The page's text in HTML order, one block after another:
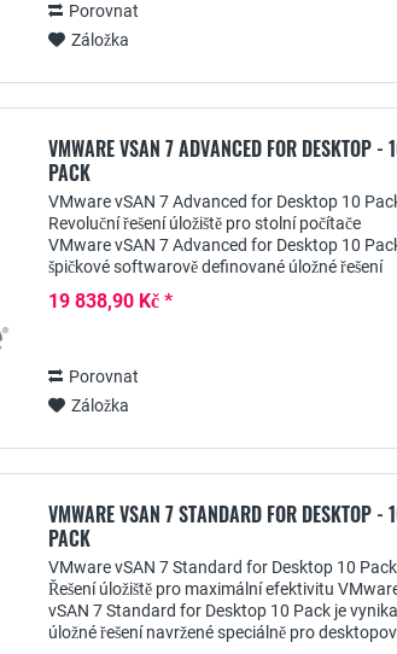
Porovnat
Záložka
VMWARE VSAN 7 ADVANCED FOR DESKTOP -
PACK
VMware vSAN 7 Advanced for Desktop 10
Revoluční řešení úložiště pro stolní počítače
VMware vSAN 7 Advanced for Desktop 10
špičkové softwarově definované úložné řešení
tomto...
19 838,90 Kč *
Porovnat
Záložka
VMWARE VSAN 7 STANDARD FOR DESKTOP -
PACK
VMware vSAN 7 Standard for Desktop 10
Řešení úložiště pro maximální efektivitu
vSAN 7 Standard for Desktop 10 Pack je
úložné řešení navržené speciálně pro